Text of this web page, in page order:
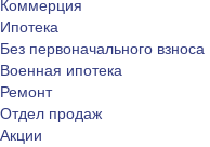
Коммерция
Ипотека
Без первоначального взноса
Военная ипотека
Ремонт
Отдел продаж
Акции